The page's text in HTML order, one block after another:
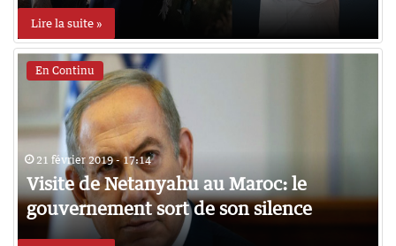
Lire la suite »
En Continu
21 février 2019 - 17:14
Visite de Netanyahu au Maroc: le
gouvernement sort de son silence